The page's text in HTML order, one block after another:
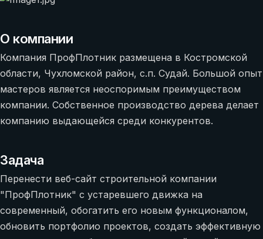
О компании
Компания ПрофПлотник размещена в Костромской
области, Чухломской район, с.п. Судай. Большой опыт
мастеров является неоспоримым преимуществом
компании. Собственное производство дерева делает
компанию выдающейся среди конкурентов.
Задача
Перенести веб-сайт строительной компании
"ПрофПлотник" с устаревшего движка на
современный, обогатить его новым функционалом,
обновить портфолио проектов, создать эффективную